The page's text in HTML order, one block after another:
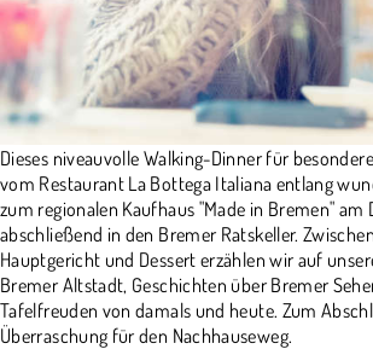
Dieses niveauvolle Walking-Dinner für
vom Restaurant La Bottega Italiana entlang
zum regionalen Kaufhaus "Made in Bremen" am
abschließend in den Bremer Ratskeller.
Hauptgericht und Dessert erzählen wir auf
Bremer Altstadt, Geschichten über Bremer
Tafelfreuden von damals und heute. Zum
Überraschung für den Nachhauseweg.